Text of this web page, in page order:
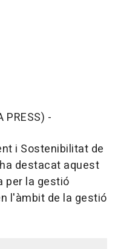
PRESS) -
i Sostenibilitat de
destacat aquest
per la gestió
l'àmbit de la gestió